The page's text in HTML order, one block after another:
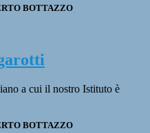
BOTTAZZO
a cui il nostro Istituto è
BOTTAZZO